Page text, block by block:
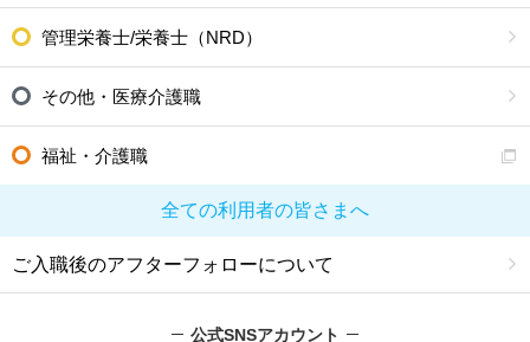
管理栄養士/栄養士（NRD）
その他・医療介護職
福祉・介護職
全ての利用者の皆さまへ
ご入職後のアフターフォローについて
公式SNSアカウント